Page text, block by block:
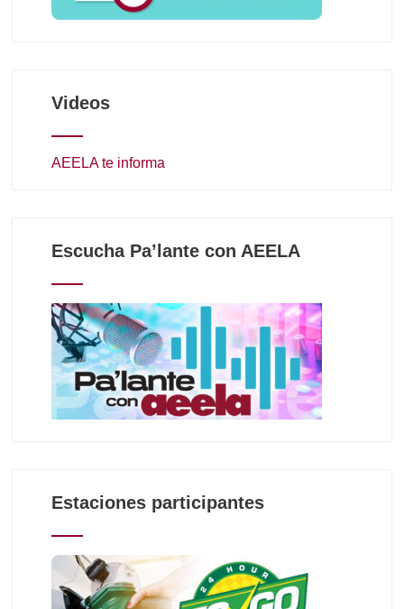
Videos
AEELA te informa
Escucha Pa’lante con AEELA
Estaciones participantes